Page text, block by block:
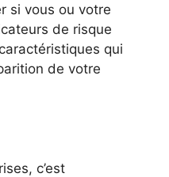
si vous ou votre
de risque
qui
de votre
c’est